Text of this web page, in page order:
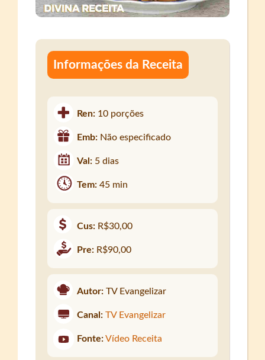
Informações da Receita
Ren: 10 porções
Emb: Não especificado
Val: 5 dias
Tem:45 min
Cus: R$30,00
Pre: R$90,00
Autor: TV Evangelizar
Canal: TV Evangelizar
Fonte: Vídeo Receita